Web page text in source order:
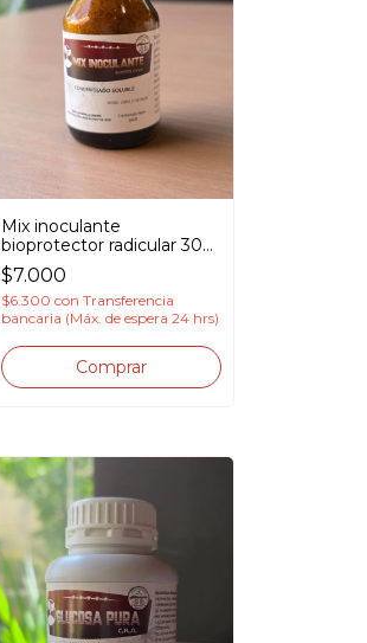
Mix inoculante
bioprotector radicular 30gr
altamura
$7.000
$6.300 con Transferencia
bancaria (Máx. de espera 24 hrs)